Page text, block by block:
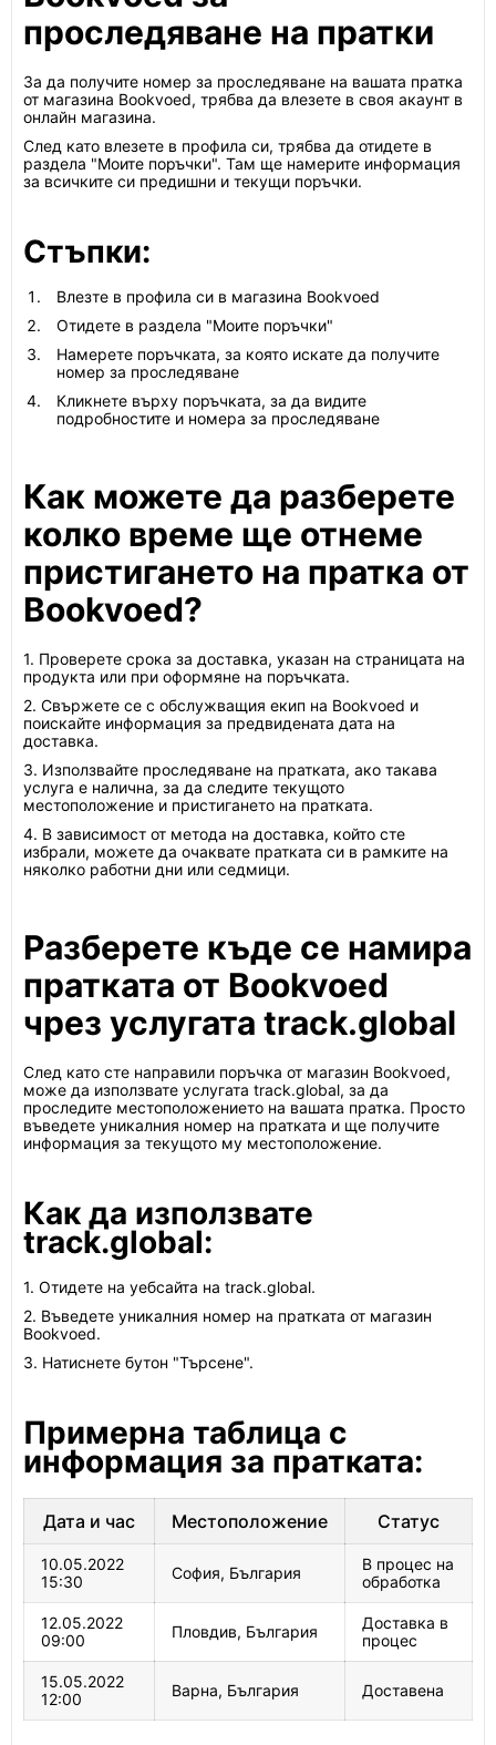
проследяване на пратки
За да получите номер за проследяване на вашата пратка
от магазина Bookvoed, трябва да влезете в своя акаунт в
онлайн магазина.
След като влезете в профила си, трябва да отидете в
раздела "Моите поръчки". Там ще намерите информация
за всичките си предишни и текущи поръчки.
Стъпки:
Влезте в профила си в магазина Bookvoed
Отидете в раздела "Моите поръчки"
Намерете поръчката, за която искате да получите
номер за проследяване
Кликнете върху поръчката, за да видите
подробностите и номера за проследяване
Как можете да разберете
колко време ще отнеме
пристигането на пратка от
Bookvoed?
1. Проверете срока за доставка, указан на страницата на
продукта или при оформяне на поръчката.
2. Свържете се с обслужващия екип на Bookvoed и
поискайте информация за предвидената дата на
доставка.
3. Използвайте проследяване на пратката, ако такава
услуга е налична, за да следите текущото
местоположение и пристигането на пратката.
4. В зависимост от метода на доставка, който сте
избрали, можете да очаквате пратката си в рамките на
няколко работни дни или седмици.
Разберете къде се намира
пратката от Bookvoed
чрез услугата track.global
След като сте направили поръчка от магазин Bookvoed,
може да използвате услугата track.global, за да
проследите местоположението на вашата пратка. Просто
въведете уникалния номер на пратката и ще получите
информация за текущото му местоположение.
Как да използвате
track.global:
1. Отидете на уебсайта на track.global.
2. Въведете уникалния номер на пратката от магазин
Bookvoed.
3. Натиснете бутон "Търсене".
Примерна таблица с
информация за пратката:
Дата и час Местоположение Статус
10.05.2022
15:30
София, България
В процес на
обработка
12.05.2022
09:00
Пловдив, България
Доставка в
процес
15.05.2022
12:00
Варна, България Доставена